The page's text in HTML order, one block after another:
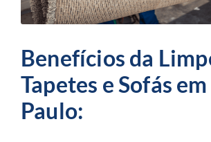
Benefícios da
Tapetes e Sofás
Paulo: